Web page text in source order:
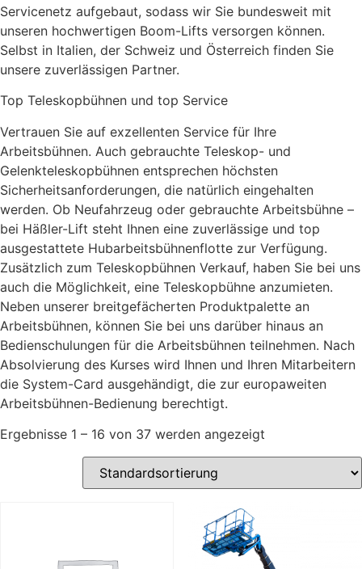
Servicenetz aufgebaut, sodass wir Sie bundesweit mit
unseren hochwertigen Boom-Lifts versorgen können.
Selbst in Italien, der Schweiz und Österreich finden Sie
unsere zuverlässigen Partner.
Top Teleskopbühnen und top Service
Vertrauen Sie auf exzellenten Service für Ihre
Arbeitsbühnen. Auch gebrauchte Teleskop- und
Gelenkteleskopbühnen entsprechen höchsten
Sicherheitsanforderungen, die natürlich eingehalten
werden. Ob Neufahrzeug oder gebrauchte Arbeitsbühne –
bei Häßler-Lift steht Ihnen eine zuverlässige und top
ausgestattete Hubarbeitsbühnenflotte zur Verfügung.
Zusätzlich zum Teleskopbühnen Verkauf, haben Sie bei uns
auch die Möglichkeit, eine Teleskopbühne anzumieten.
Neben unserer breitgefächerten Produktpalette an
Arbeitsbühnen, können Sie bei uns darüber hinaus an
Bedienschulungen für die Arbeitsbühnen teilnehmen. Nach
Absolvierung des Kurses wird Ihnen und Ihren Mitarbeitern
die System-Card ausgehändigt, die zur europaweiten
Arbeitsbühnen-Bedienung berechtigt.
Ergebnisse 1 – 16 von 37 werden angezeigt